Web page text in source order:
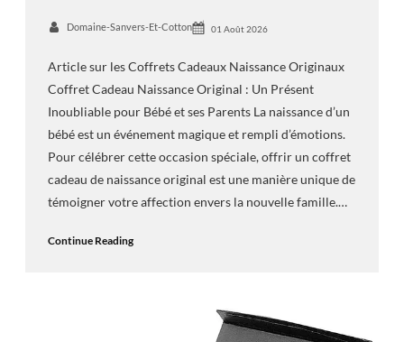
Domaine-Sanvers-Et-Cotton 01 Août 2026
Article sur les Coffrets Cadeaux Naissance Originaux
Coffret Cadeau Naissance Original : Un Présent
Inoubliable pour Bébé et ses Parents La naissance d’un
bébé est un événement magique et rempli d’émotions.
Pour célébrer cette occasion spéciale, offrir un coffret
cadeau de naissance original est une manière unique de
témoigner votre affection envers la nouvelle famille.…
Continue Reading